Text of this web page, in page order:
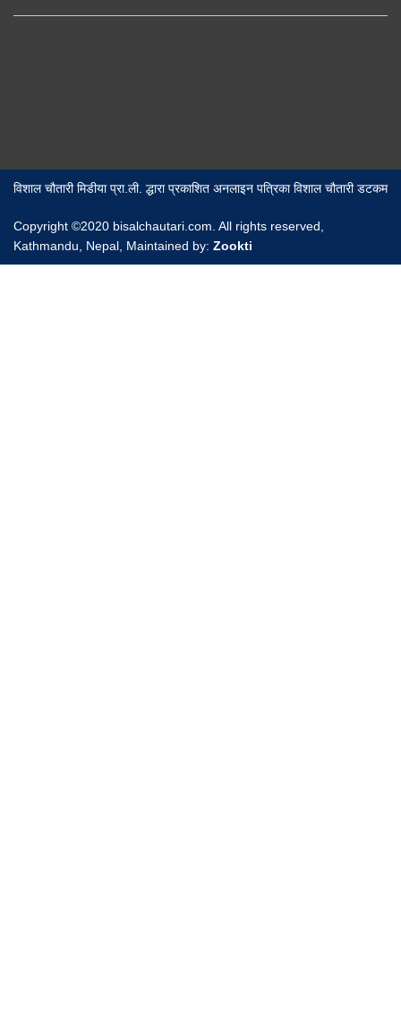
विशाल चौतारी मिडीया प्रा.ली. द्धारा प्रकाशित अनलाइन पत्रिका विशाल चौतारी डटकम
Copyright ©2020 bisalchautari.com. All rights reserved,
Kathmandu, Nepal, Maintained by: Zookti